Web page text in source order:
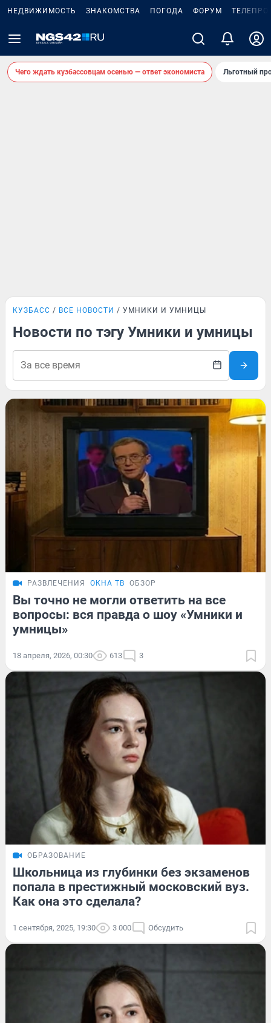
НЕДВИЖИМОСТЬ ЗНАКОМСТВА ПОГОДА ФОРУМ
Чего ждать кузбассовцам осенью — ответ экономиста Льготный
КУЗБАСС ВСЕ НОВОСТИ УМНИКИ И УМНИЦЫ
Новости по тэгу Умники и умницы
РАЗВЛЕЧЕНИЯ ОКНА ТВ ОБЗОР
Вы точно не могли ответить на все
вопросы: вся правда о шоу «Умники и
умницы»
18 апреля, 2026, 00:30 613 3
ОБРАЗОВАНИЕ
Школьница из глубинки без экзаменов
попала в престижный московский вуз.
Как она это сделала?
1 сентября, 2025, 19:30 3 000 Обсудить